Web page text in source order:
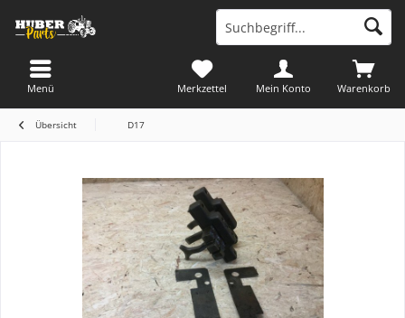
Warenkorb
Merkzettel Mein Konto
Menü
Übersicht D17